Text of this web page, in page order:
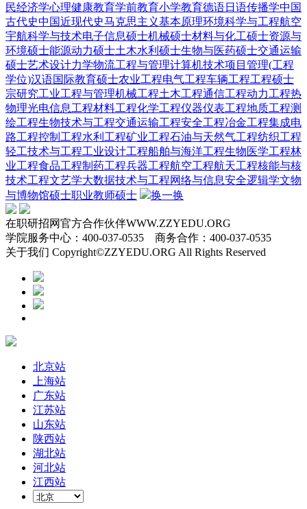
民经济学心理健康教育学前教育小学教育德语日语传播学中国
古代史中国近现代史马克思主义基本原理环境科学与工程航空
宇航科学与技术电子信息硕士机械硕士材料与化工硕士资源与
环境硕士能源动力硕士土木水利硕士生物与医药硕士交通运输
硕士艺术设计力学物流工程与管理计算机技术项目管理(工程
学位)汉语国际教育硕士农业工程电气工程车辆工程工程硕士
宗研究工业工程与管理机械工程土木工程通信工程动力工程热
物理光电信息工程材料工程化学工程仪器仪表工程地质工程测
绘工程生物技术与工程交通运输工程安全工程冶金工程集成电
路工程控制工程水利工程矿业工程石油与天然气工程纺织工程
轻工技术与工程工业设计工程船舶与海洋工程生物医学工程林
业工程食品工程制药工程兵器工程航空工程航天工程核能与核
技术工程文艺学大数据技术与工程网络与信息安全逻辑学文物
与博物馆硕士职业教师硕士 换一换
在职研招网官方合作伙伴WWW.ZZYEDU.ORG
学院服务中心：400-037-0535 商务合作：400-037-0535
关于我们 Copyright©ZZYEDU.ORG All Rights Reserved
北京站
上海站
广东站
江苏站
山东站
陕西站
湖北站
河北站
江西站